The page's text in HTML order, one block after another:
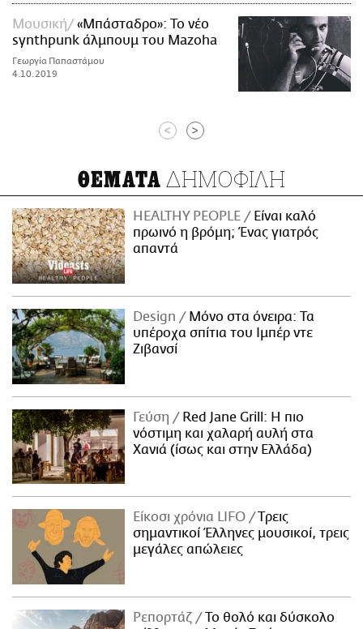
Μουσική
«Μπάσταδρο»: Το νέο
synthpunk άλμπουμ του Mazoha
Γεωργία Παπαστάμου
4.10.2019
< >
ΘΕΜΑΤΑ ΔΗΜΟΦΙΛΗ
HEALTHY PEOPLE
Είναι καλό
πρωινό η βρόμη; Ένας γιατρός
απαντά
Design
Μόνο στα όνειρα: Τα
υπέροχα σπίτια του Ιμπέρ ντε
Ζιβανσί
Γεύση
Red Jane Grill: Η πιο
νόστιμη και χαλαρή αυλή στα
Χανιά (ίσως και στην Ελλάδα)
Είκοσι χρόνια LIFO
Tρεις
σημαντικοί Έλληνες μουσικοί, τρεις
μεγάλες απώλειες
Ρεπορτάζ
Το θολό και δύσκολο